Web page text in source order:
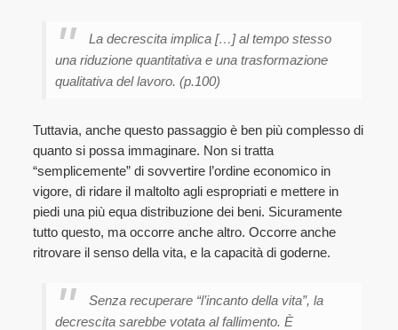
La decrescita implica […] al tempo stesso
una riduzione quantitativa e una trasformazione
qualitativa del lavoro. (p.100)
Tuttavia, anche questo passaggio è ben più complesso di
quanto si possa immaginare. Non si tratta
“semplicemente” di sovvertire l’ordine economico in
vigore, di ridare il maltolto agli espropriati e mettere in
piedi una più equa distribuzione dei beni. Sicuramente
tutto questo, ma occorre anche altro. Occorre anche
ritrovare il senso della vita, e la capacità di goderne.
Senza recuperare “l’incanto della vita”, la
decrescita sarebbe votata al fallimento. È